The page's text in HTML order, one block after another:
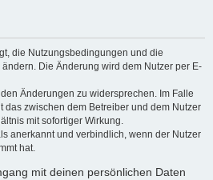
die Nutzungsbedingungen und die
Die Änderung wird dem Nutzer per E-
Änderungen zu widersprechen. Im Falle
das zwischen dem Betreiber und dem Nutzer
mit sofortiger Wirkung.
anerkannt und verbindlich, wenn der Nutzer
hat.
mit deinen persönlichen Daten